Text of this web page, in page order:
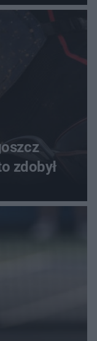
zdobył